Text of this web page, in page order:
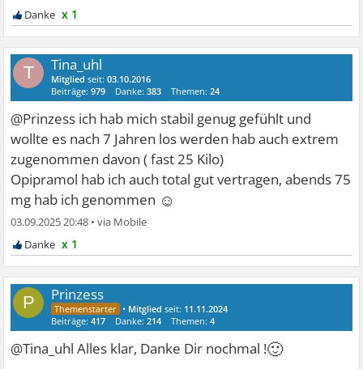
x 1
T Tina_uhl
Mitglied seit:03.10.2016
Beiträge:979 Danke:383 Themen:24
@Prinzess ich hab mich stabil genug gefühlt und
wollte es nach 7 Jahren los werden hab auch extrem
zugenommen davon ( fast 25 Kilo)
Opipramol hab ich auch total gut vertragen, abends 75
mg hab ich genommen ☺
03.09.2025 20:48 •
x 1
P Prinzess
• Mitglied seit: 11.11.2024
Beiträge:417 Danke:214 Themen:4
@Tina_uhl Alles klar, Danke Dir nochmal !🙂